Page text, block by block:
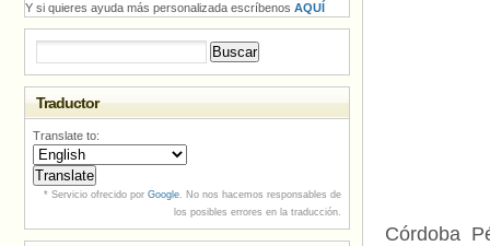
Córdoba
Y si quieres ayuda más personalizada escríbenos AQUÍ
Traductor
Translate to:
* Servicio ofrecido por Google. No nos hacemos responsables de
los posibles errores en la traducción.